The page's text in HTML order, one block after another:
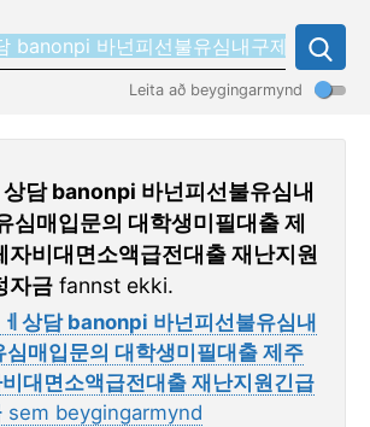
Leita að beygingarmynd
담 banonpi 바넌피선불유심내
심매입문의 대학생미필대출 제
자비대면소액급전대출 재난지원
자금 fannst ekki.
상담 banonpi 바넌피선불유심내
심매입문의 대학생미필대출 제주
대면소액급전대출 재난지원긴급
sem beygingarmynd